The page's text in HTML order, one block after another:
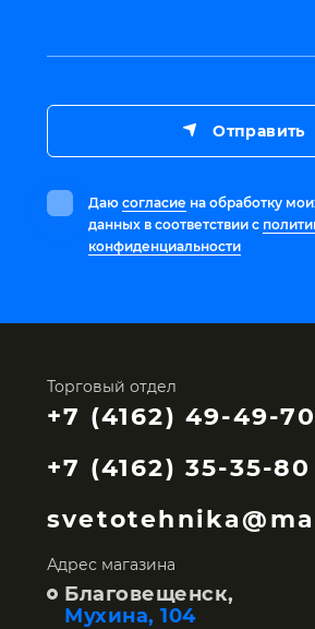
Даю согласие на обработку
данных в соответствии с
конфиденциальности
Отправить
Торговый отдел
+7 (4162) 49-49-70
+7 (4162) 35-35-80
Адрес магазина
Благовещенск,
Мухина, 104